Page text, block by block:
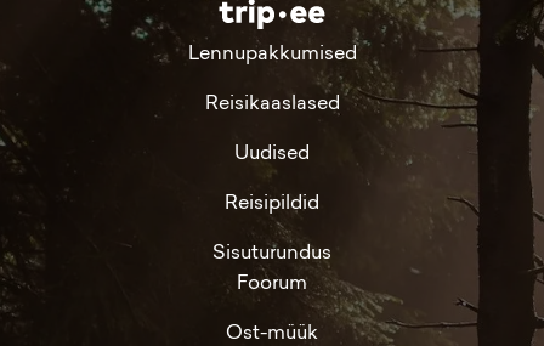
Lennupakkumised
Reisikaaslased
Uudised
Reisipildid
Sisuturundus
Foorum
Ost-müük